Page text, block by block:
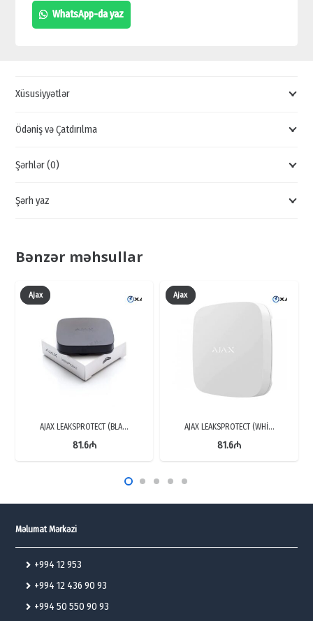
DEDEKTOR
quantity
WhatsApp-da yaz
Xüsusiyyətlər
Ödəniş və Çatdırılma
Şərhlər (0)
Şərh yaz
Bənzər məhsullar
Ajax
AJAX LEAKSPROTECT (BLA…
81.6₼
Ajax
AJAX LEAKSPROTECT (WHİ…
81.6₼
Məlumat Mərkəzi
+994 12 953
+994 12 436 90 93
+994 50 550 90 93